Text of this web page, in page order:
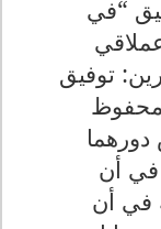
“في
توفيق
محفوظ
في أن
في أن